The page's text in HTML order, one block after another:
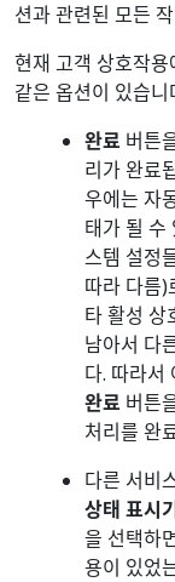
션과 관련된 모든
현재 고객 상호작
같은 옵션이 있습니
완료 버튼
리가 완료
우에는 자
태가 될 수
스템 설정
따라 다름)
타 활성 상
남아서 다
다. 따라서
완료 버튼
처리를 완
다른 서비
상태 표시
을 선택하
용이 있었